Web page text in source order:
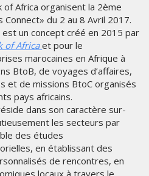
of Africa organisent la 2ème
du 2 au 8 Avril 2017.
est un concept créé en 2015 par
of Africaet pour le
marocaines en Afrique à
BtoB, de voyages d’affaires,
et de missions BtoC organisés
pays africains.
dans son caractère sur-
les secteurs par
des études
en établissant des
de rencontres, en